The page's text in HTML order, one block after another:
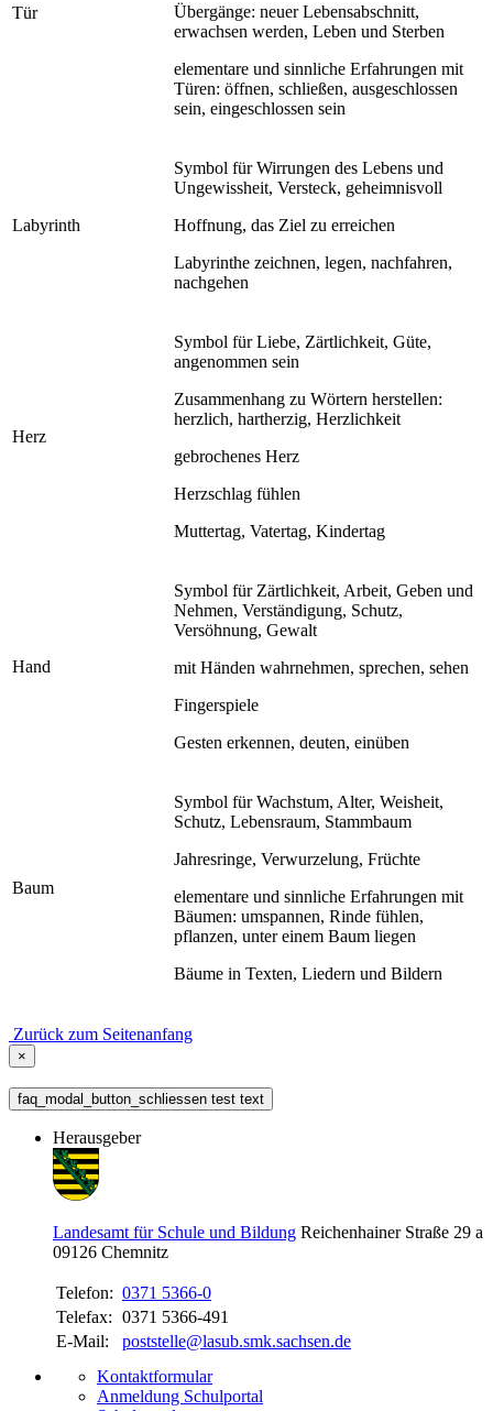
Tür
Übergänge: neuer Lebensabschnitt,
erwachsen werden, Leben und Sterben
elementare und sinnliche Erfahrungen mit
Türen: öffnen, schließen, ausgeschlossen
sein, eingeschlossen sein
Labyrinth
Symbol für Wirrungen des Lebens und
Ungewissheit, Versteck, geheimnisvoll
Hoffnung, das Ziel zu erreichen
Labyrinthe zeichnen, legen, nachfahren,
nachgehen
Herz
Symbol für Liebe, Zärtlichkeit, Güte,
angenommen sein
Zusammenhang zu Wörtern herstellen:
herzlich, hartherzig, Herzlichkeit
gebrochenes Herz
Herzschlag fühlen
Muttertag, Vatertag, Kindertag
Hand
Symbol für Zärtlichkeit, Arbeit, Geben und
Nehmen, Verständigung, Schutz,
Versöhnung, Gewalt
mit Händen wahrnehmen, sprechen, sehen
Fingerspiele
Gesten erkennen, deuten, einüben
Baum
Symbol für Wachstum, Alter, Weisheit,
Schutz, Lebensraum, Stammbaum
Jahresringe, Verwurzelung, Früchte
elementare und sinnliche Erfahrungen mit
Bäumen: umspannen, Rinde fühlen,
pflanzen, unter einem Baum liegen
Bäume in Texten, Liedern und Bildern
Zurück zum Seitenanfang
×
faq_modal_button_schliessen test text
Herausgeber
Landesamt für Schule und Bildung Reichenhainer Straße 29 a
09126 Chemnitz
Telefon: 0371 5366-0
Telefax: 0371 5366-491
E-Mail:
poststelle@lasub.smk.sachsen.de
Kontaktformular
Anmeldung Schulportal